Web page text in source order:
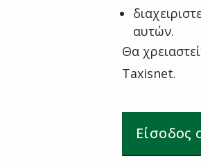
αυτών.
Θα
Taxisnet.
Είσοδος